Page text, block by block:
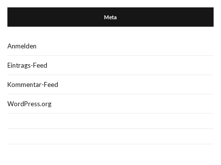
Meta
Anmelden
Eintrags-Feed
Kommentar-Feed
WordPress.org